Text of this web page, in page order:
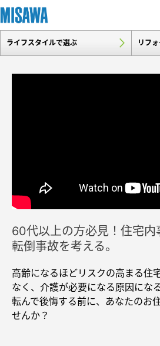
住まい
建築事例・建築実例
デザイナーズギャラリー
住まいづくりガイド
買う
賃貸併用住宅
土地活用モデルルーム見学
土地活用実例
法人のお客さま
ミサワリフォームとは
リフォームの流れ
リフォーム事例
事業用
複合開発・投資開発
複合開発事業（ASMACI-アスマチ-
再開発・官民連携事業
分譲マンション開発事業
オーナーサポート
サポートメニュー
住まいるりんぐ（ロングサポート
保証制度
企業・IR情報
企業・IR
ニュース
展示場・イベント情報
カタログ請求
ライフスタイルで選ぶ リフ
60代以上の方必見！住宅内
転倒事故を考える。
高齢になるほどリスクの高まる住
なく、介護が必要になる原因にな
転んで後悔する前に、あなたのお
せんか？